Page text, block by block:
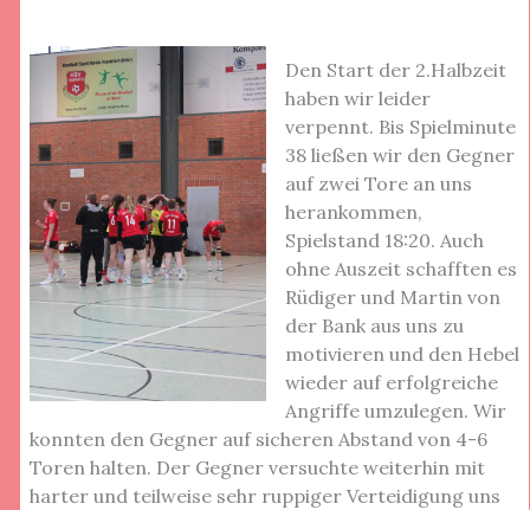
Den Start der 2.Halbzeit
haben wir leider
verpennt. Bis Spielminute
38 ließen wir den Gegner
auf zwei Tore an uns
herankommen,
Spielstand 18:20. Auch
ohne Auszeit schafften es
Rüdiger und Martin von
der Bank aus uns zu
motivieren und den Hebel
wieder auf erfolgreiche
Angriffe umzulegen. Wir
konnten den Gegner auf sicheren Abstand von 4-6
Toren halten. Der Gegner versuchte weiterhin mit
harter und teilweise sehr ruppiger Verteidigung uns